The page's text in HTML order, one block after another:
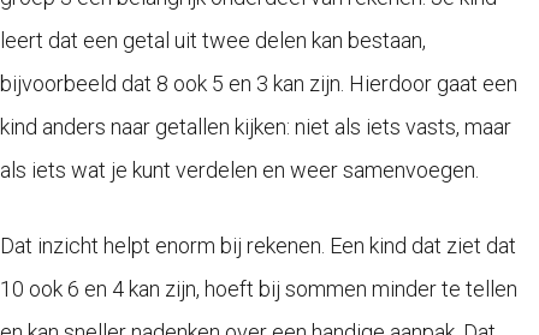
leert dat een getal uit twee delen kan bestaan,
bijvoorbeeld dat 8 ook 5 en 3 kan zijn. Hierdoor gaat een
kind anders naar getallen kijken: niet als iets vasts, maar
als iets wat je kunt verdelen en weer samenvoegen.
Dat inzicht helpt enorm bij rekenen. Een kind dat ziet dat
10 ook 6 en 4 kan zijn, hoeft bij sommen minder te tellen